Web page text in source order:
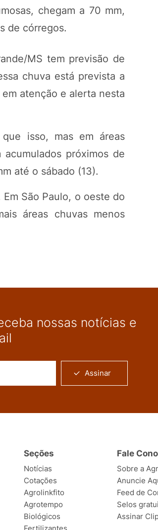
chegam a 70 mm,
de córregos.
MS tem previsão de
chuva está prevista a
atenção e alerta nesta
isso, mas em áreas
próximos de
até o sábado (13).
São Paulo, o oeste do
áreas chuvas menos
nossas notícias e
Assinar
Seções
Notícias
Cotações
Agrolinkfito
Agrotempo
Biológicos
Fale
Sobre a
Anuncie
Feed de
Selos
Assinar